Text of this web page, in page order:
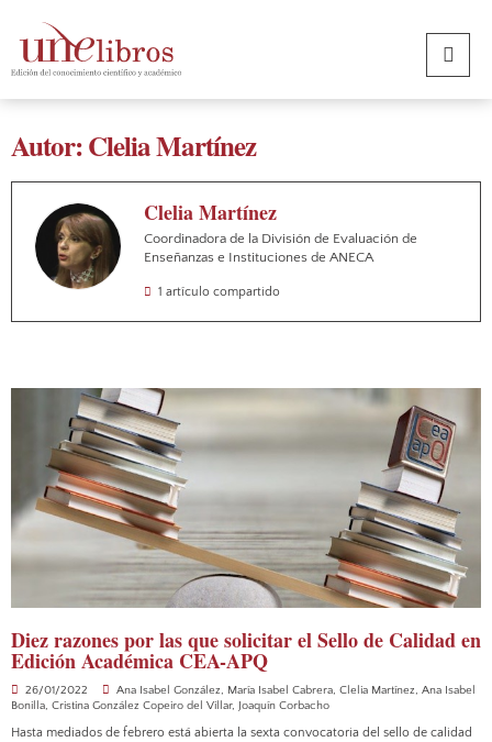
Autor: Clelia Martínez
Clelia Martínez
Coordinadora de la División de Evaluación de
Enseñanzas e Instituciones de ANECA
1 artículo compartido
Diez razones por las que solicitar el Sello de Calidad en
Edición Académica CEA-APQ
26/01/2022 Ana Isabel González, María Isabel Cabrera, Clelia Martínez, Ana Isabel
Bonilla, Cristina González Copeiro del Villar, Joaquín Corbacho
Hasta mediados de febrero está abierta la sexta convocatoria del sello de calidad